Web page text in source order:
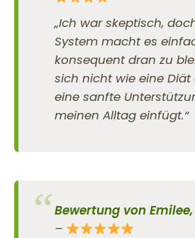
„Ich war skeptisch,
System macht es
konsequent dran zu
sich nicht wie eine Diät
eine sanfte
meinen Alltag einfügt.“
Bewertung von
–